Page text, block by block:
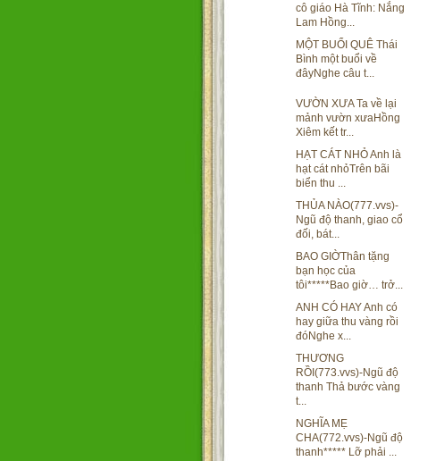
cô giáo Hà Tĩnh: Nắng
Lam Hồng...
MỘT BUỔI QUÊ Thái
Bình một buổi về
đâyNghe câu t...
VƯỜN XƯA Ta về lại
mảnh vườn xưaHồng
Xiêm kết tr...
HẠT CÁT NHỎ Anh là
hạt cát nhỏTrên bãi
biển thu ...
THỦA NÀO(777.vvs)-
Ngũ độ thanh, giao cổ
đối, bát...
BAO GIỜThân tặng
bạn học của
tôi*****Bao giờ… trở...
ANH CÓ HAY Anh có
hay giữa thu vàng rồi
đóNghe x...
THƯƠNG
RỒI(773.vvs)-Ngũ độ
thanh Thả bước vàng
t...
NGHĨA MẸ
CHA(772.vvs)-Ngũ độ
thanh***** Lỡ phải ...